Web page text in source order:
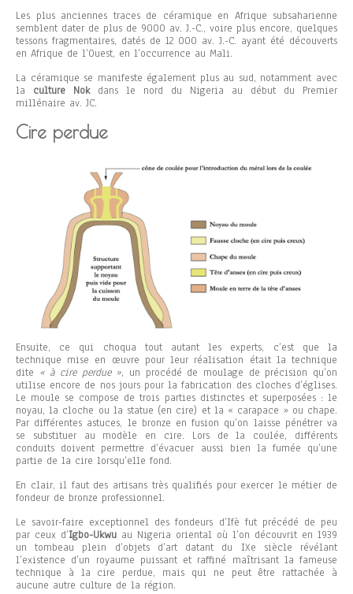
Les plus anciennes traces de céramique en Afrique subsaharienne
semblent dater de plus de 9000 av. J.-C., voire plus encore, quelques
tessons fragmentaires, datés de 12 000 av. J.-C. ayant été découverts
en Afrique de l’Ouest, en l’occurrence au Mali.
La céramique se manifeste également plus au sud, notamment avec
la culture Nokdans le nord du Nigeria au début du Premier
millénaire av. JC.
Cire perdue
Ensuite, ce qui choqua tout autant les experts, c’est que la
technique mise en œuvre pour leur réalisation était la technique
dite « à cire perdue », un procédé de moulage de précision qu’on
utilise encore de nos jours pour la fabrication des cloches d’églises.
Le moule se compose de trois parties distinctes et superposées : le
noyau, la cloche ou la statue (en cire) et la « carapace » ou chape.
Par différentes astuces, le bronze en fusion qu’on laisse pénétrer va
se substituer au modèle en cire. Lors de la coulée, différents
conduits doivent permettre d’évacuer aussi bien la fumée qu’une
partie de la cire lorsqu’elle fond.
En clair, il faut des artisans très qualifiés pour exercer le métier de
fondeur de bronze professionnel.
Le savoir-faire exceptionnel des fondeurs d’Ifè fut précédé de peu
par ceux d’Igbo-Ukwu au Nigeria oriental où l’on découvrit en 1939
un tombeau plein d’objets d’art datant du IXe siècle révélant
l’existence d’un royaume puissant et raffiné maîtrisant la fameuse
technique à la cire perdue, mais qui ne peut être rattachée à
aucune autre culture de la région.